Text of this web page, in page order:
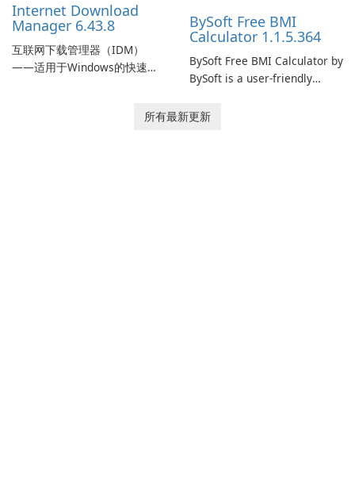
Internet Download
Manager 6.43.8
互联网下载管理器（IDM）
——适用于Windows的快速可
Microsoft Windows 的历史悠
BySoft Free BMI
Calculator 1.1.5.364
BySoft Free BMI Calculator by
BySoft is a user-friendly
designed to help you
所有最新更新